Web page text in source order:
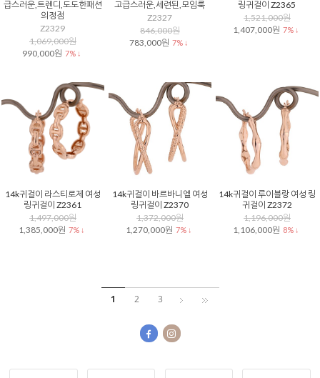
급스러운,트렌디,도도한패션
의정점
Z2329
1,069,000원
990,000원 7% ↓
고급스러운,세련된,모임룩
Z2327
846,000원
783,000원 7% ↓
링귀걸이 Z2365
1,521,000원
1,407,000원 7% ↓
14k귀걸이 라스티로제 여성
링귀걸이 Z2361
1,497,000원
1,385,000원 7% ↓
14k귀걸이 바르바니엘 여성
링귀걸이 Z2370
1,372,000원
1,270,000원 7% ↓
14k귀걸이 루이블랑 여성 링
귀걸이 Z2372
1,196,000원
1,106,000원 8% ↓
1 2 3